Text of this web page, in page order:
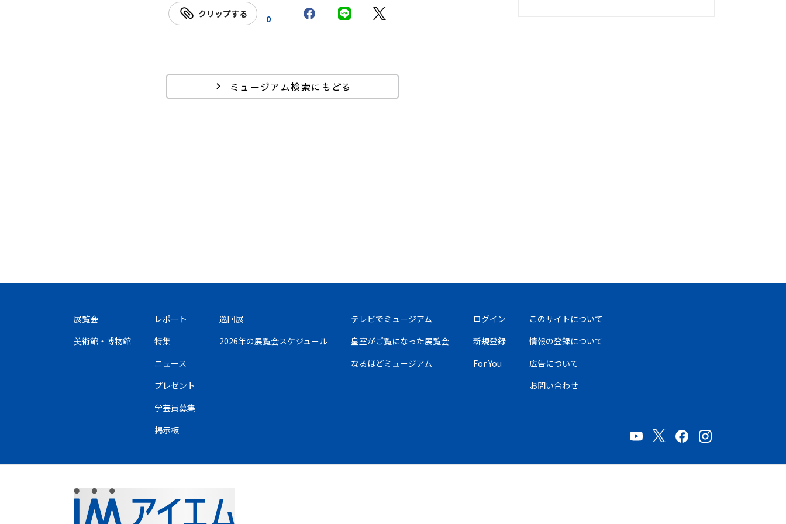
クリップする 0
ミュージアム検索にもどる
展覧会
美術館・博物館
レポート
特集
ニュース
プレゼント
学芸員募集
掲示板
巡回展
2026年の展覧会スケジュール
テレビでミュージアム
皇室がご覧になった展覧会
なるほどミュージアム
ログイン
新規登録
For You
このサイトについて
情報の登録について
広告について
お問い合わせ